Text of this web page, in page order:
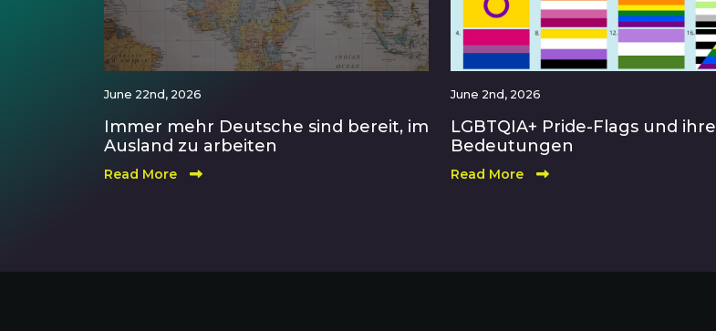
June 22nd, 2026
Immer mehr Deutsche sind bereit, im
Ausland zu arbeiten
Read More
June 2nd, 2026
LGBTQIA+ Pride-Flags und ihre
Bedeutungen
Read More